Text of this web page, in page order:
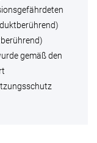
gemäß den